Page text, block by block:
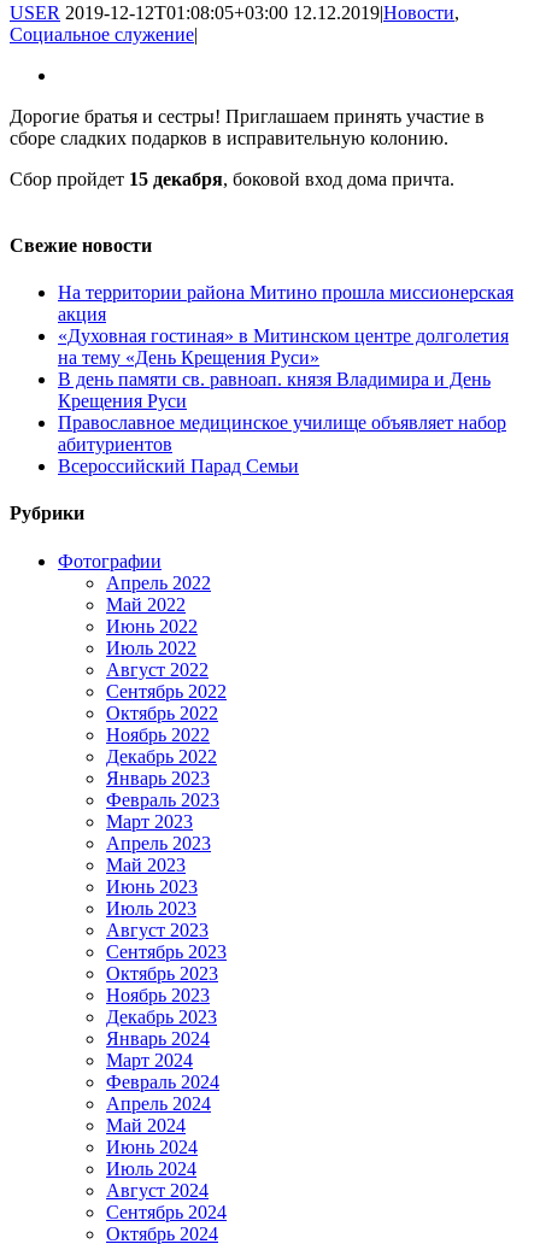
USER 2019-12-12T01:08:05+03:00 12.12.2019|Новости,
Социальное служение|
Дорогие братья и сестры! Приглашаем принять участие в
сборе сладких подарков в исправительную колонию.
Сбор пройдет 15 декабря, боковой вход дома причта.
Свежие новости
На территории района Митино прошла миссионерская
акция
«Духовная гостиная» в Митинском центре долголетия
на тему «День Крещения Руси»
В день памяти св. равноап. князя Владимира и День
Крещения Руси
Православное медицинское училище объявляет набор
абитуриентов
Всероссийский Парад Семьи
Рубрики
Фотографии
Апрель 2022
Май 2022
Июнь 2022
Июль 2022
Август 2022
Сентябрь 2022
Октябрь 2022
Ноябрь 2022
Декабрь 2022
Январь 2023
Февраль 2023
Март 2023
Апрель 2023
Май 2023
Июнь 2023
Июль 2023
Август 2023
Сентябрь 2023
Октябрь 2023
Ноябрь 2023
Декабрь 2023
Январь 2024
Март 2024
Февраль 2024
Апрель 2024
Май 2024
Июнь 2024
Июль 2024
Август 2024
Сентябрь 2024
Октябрь 2024